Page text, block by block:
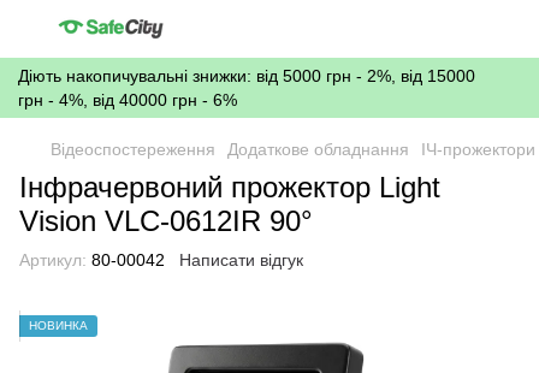
Діють накопичувальні знижки: від 5000 грн - 2%, від 15000
грн - 4%, від 40000 грн - 6%
Відеоспостереження Додаткове обладнання ІЧ-прожектори
Інфрачервоний прожектор Light
Vision VLC-0612IR 90°
Артикул: 80-00042 Написати відгук
НОВИНКА